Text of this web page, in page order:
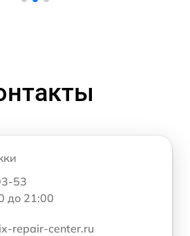
53
до 21:00
repair-center.ru